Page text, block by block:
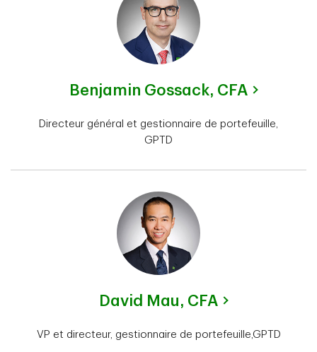
Benjamin Gossack, CFA
Directeur général et gestionnaire de portefeuille,
GPTD
David Mau, CFA
VP et directeur, gestionnaire de portefeuille,GPTD